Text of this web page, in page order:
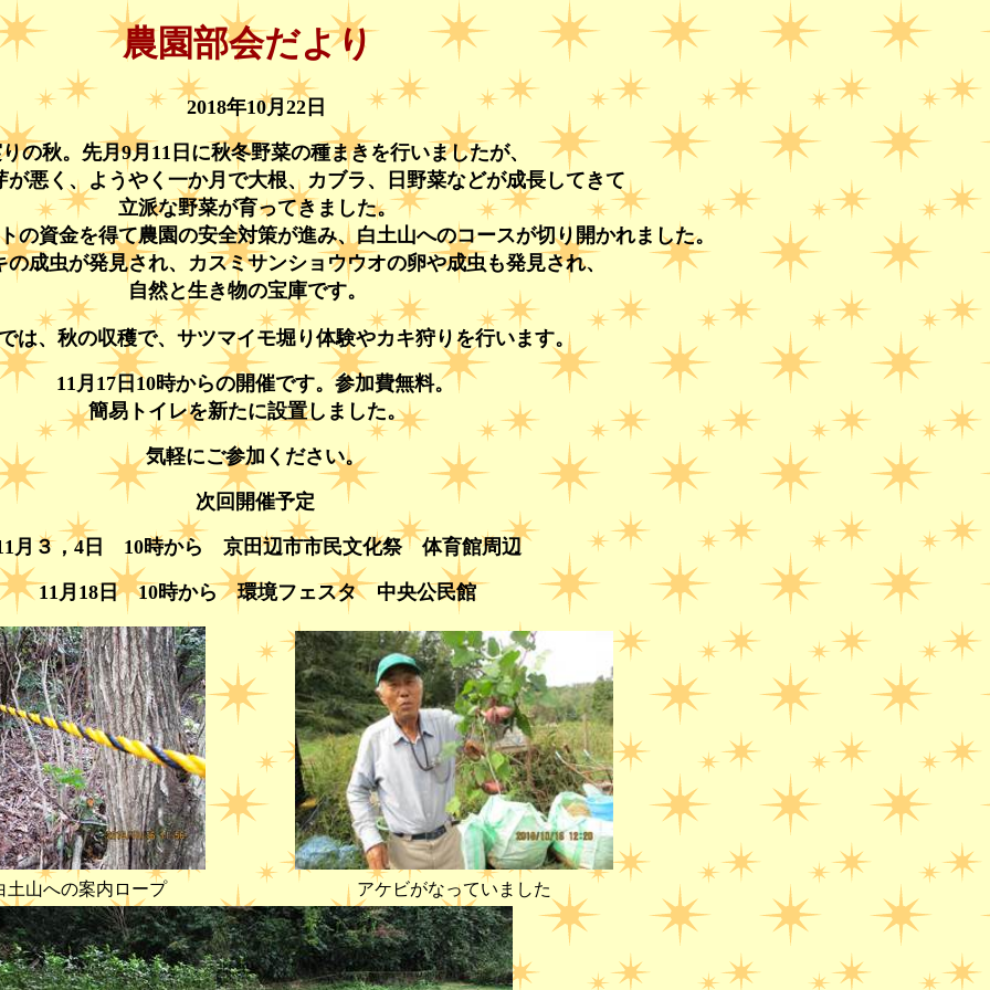
農園部会だより
2018年10月22日
の秋。先月9月11日に秋冬野菜の種まきを行いましたが、
が悪く、ようやく一か月で大根、カブラ、日野菜などが成長してきて
立派な野菜が育ってきました。
の資金を得て農園の安全対策が進み、白土山へのコースが切り開かれました。
の成虫が発見され、カスミサンショウウオの卵や成虫も発見され、
自然と生き物の宝庫です。
は、秋の収穫で、サツマイモ堀り体験やカキ狩りを行います。
11月 17日10時からの開催です。参加費無料。
簡易トイレを新たに設置しました。
気軽にご参加ください。
次回開催予定
月３，4日 10時から 京田辺市市民文化祭 体育館周辺
11月 18日10時から 環境フェスタ 中央公民館
土山への案内ロープ アケビがなっていました